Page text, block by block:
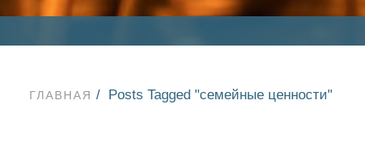
ГЛАВНАЯ Posts Tagged "семейные ценности"